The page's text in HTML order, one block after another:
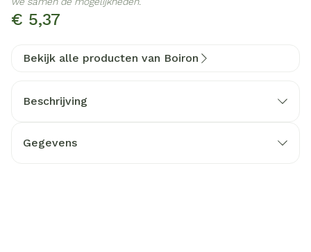
€ 5,37
Bekijk alle producten van Boiron
Beschrijving
Gegevens